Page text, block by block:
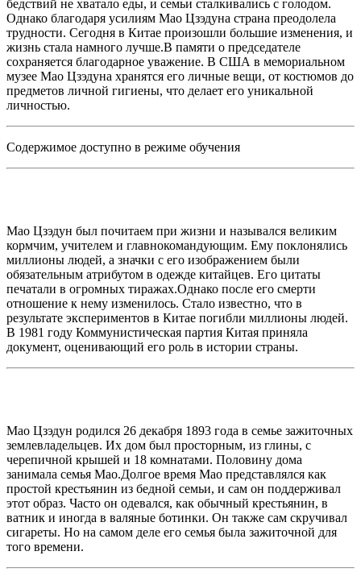
бедствий не хватало еды, и семьи сталкивались с голодом.
Однако благодаря усилиям Мао Цзэдуна страна преодолела
трудности. Сегодня в Китае произошли большие изменения, и
жизнь стала намного лучше.В памяти о председателе
сохраняется благодарное уважение. В США в мемориальном
музее Мао Цзэдуна хранятся его личные вещи, от костюмов до
предметов личной гигиены, что делает его уникальной
личностью.
Содержимое доступно в режиме обучения
Мао Цзэдун был почитаем при жизни и назывался великим
кормчим, учителем и главнокомандующим. Ему поклонялись
миллионы людей, а значки с его изображением были
обязательным атрибутом в одежде китайцев. Его цитаты
печатали в огромных тиражах.Однако после его смерти
отношение к нему изменилось. Стало известно, что в
результате экспериментов в Китае погибли миллионы людей.
В 1981 году Коммунистическая партия Китая приняла
документ, оценивающий его роль в истории страны.
Мао Цзэдун родился 26 декабря 1893 года в семье зажиточных
землевладельцев. Их дом был просторным, из глины, с
черепичной крышей и 18 комнатами. Половину дома
занимала семья Мао.Долгое время Мао представлялся как
простой крестьянин из бедной семьи, и сам он поддерживал
этот образ. Часто он одевался, как обычный крестьянин, в
ватник и иногда в валяные ботинки. Он также сам скручивал
сигареты. Но на самом деле его семья была зажиточной для
того времени.